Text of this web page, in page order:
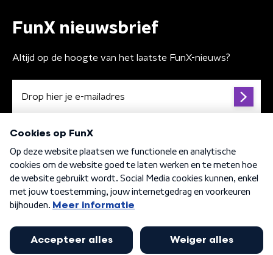
FunX nieuwsbrief
Altijd op de hoogte van het laatste FunX-nieuws?
Algemene voorwaarden Privacybeleid